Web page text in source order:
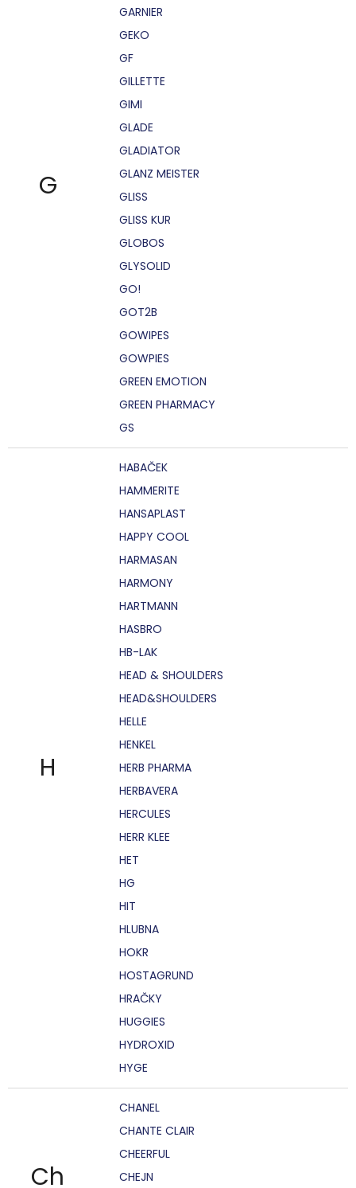
G
GARNIER
GEKO
GF
GILLETTE
GIMI
GLADE
GLADIATOR
GLANZ MEISTER
GLISS
GLISS KUR
GLOBOS
GLYSOLID
GO!
GOT2B
GOWIPES
GOWPIES
GREEN EMOTION
GREEN PHARMACY
GS
H
HABAČEK
HAMMERITE
HANSAPLAST
HAPPY COOL
HARMASAN
HARMONY
HARTMANN
HASBRO
HB-LAK
HEAD & SHOULDERS
HEAD&SHOULDERS
HELLE
HENKEL
HERB PHARMA
HERBAVERA
HERCULES
HERR KLEE
HET
HG
HIT
HLUBNA
HOKR
HOSTAGRUND
HRAČKY
HUGGIES
HYDROXID
HYGE
Ch
CHANEL
CHANTE CLAIR
CHEERFUL
CHEJN